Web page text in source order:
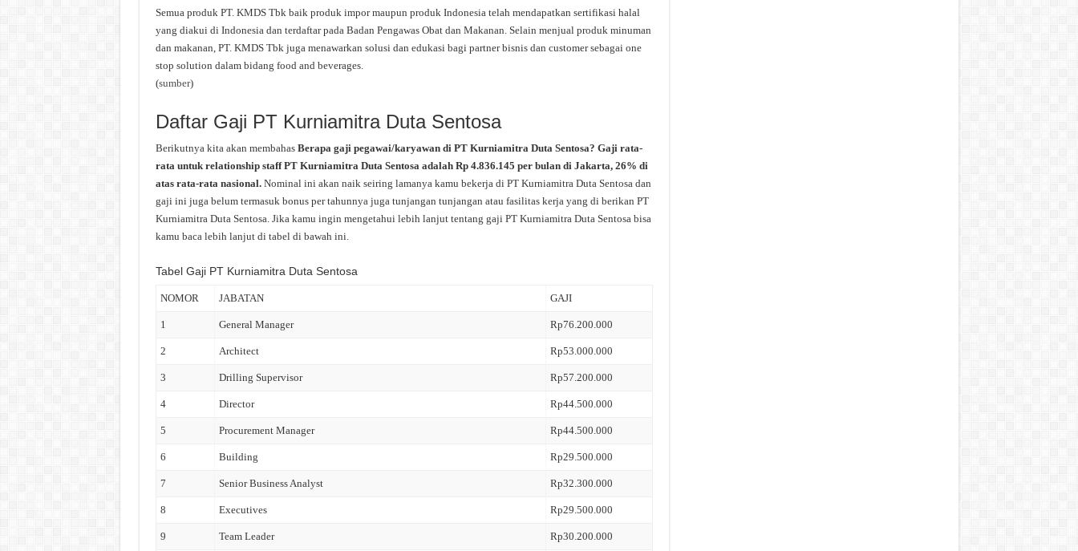
Semua produk PT. KMDS Tbk baik produk impor maupun produk Indonesia telah mendapatkan sertifikasi halal
yang diakui di Indonesia dan terdaftar pada Badan Pengawas Obat dan Makanan. Selain menjual produk minuman
dan makanan, PT. KMDS Tbk juga menawarkan solusi dan edukasi bagi partner bisnis dan customer sebagai one
stop solution dalam bidang food and beverages.
(sumber)
Daftar Gaji PT Kurniamitra Duta Sentosa
Berikutnya kita akan membahas Berapa gaji pegawai/karyawan di PT Kurniamitra Duta Sentosa? Gaji rata-
rata untuk relationship staff PT Kurniamitra Duta Sentosa adalah Rp 4.836.145 per bulan di Jakarta, 26% di
atas rata-rata nasional. Nominal ini akan naik seiring lamanya kamu bekerja di PT Kurniamitra Duta Sentosa dan
gaji ini juga belum termasuk bonus per tahunnya juga tunjangan tunjangan atau fasilitas kerja yang di berikan PT
Kurniamitra Duta Sentosa. Jika kamu ingin mengetahui lebih lanjut tentang gaji PT Kurniamitra Duta Sentosa bisa
kamu baca lebih lanjut di tabel di bawah ini.
Tabel Gaji PT Kurniamitra Duta Sentosa
NOMOR JABATAN GAJI
1 General Manager Rp76.200.000
2 Architect Rp53.000.000
3 Drilling Supervisor Rp57.200.000
4 Director Rp44.500.000
5 Procurement Manager Rp44.500.000
6 Building Rp29.500.000
7 Senior Business Analyst Rp32.300.000
8 Executives Rp29.500.000
9 Team Leader Rp30.200.000